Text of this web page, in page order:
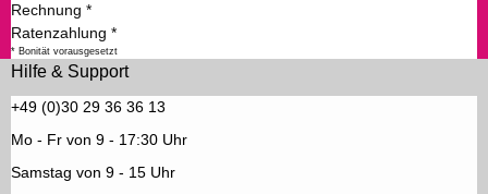
Rechnung *
Ratenzahlung *
* Bonität vorausgesetzt
Hilfe & Support
+49 (0)30 29 36 36 13
Mo - Fr von 9 - 17:30 Uhr
Samstag von 9 - 15 Uhr